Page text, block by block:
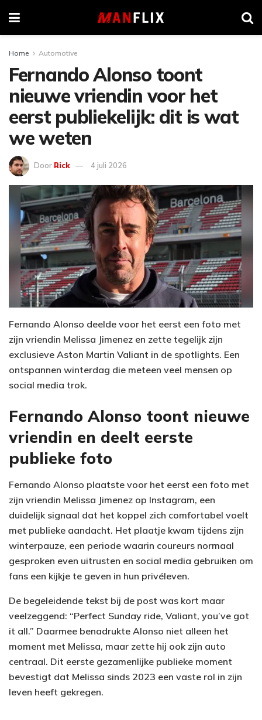
Home Automotive
Fernando Alonso toont
nieuwe vriendin voor het
eerst publiekelijk: dit is wat
we weten
Door Rick 4 juli 2026
Fernando Alonso deelde voor het eerst een foto met
zijn vriendin Melissa Jimenez en zette tegelijk zijn
exclusieve Aston Martin Valiant in de spotlights. Een
ontspannen winterdag die meteen veel mensen op
social media trok.
Fernando Alonso toont nieuwe
vriendin en deelt eerste
publieke foto
Fernando Alonso plaatste voor het eerst een foto met
zijn vriendin Melissa Jimenez op Instagram, een
duidelijk signaal dat het koppel zich comfortabel voelt
met publieke aandacht. Het plaatje kwam tijdens zijn
winterpauze, een periode waarin coureurs normaal
gesproken even uitrusten en social media gebruiken om
fans een kijkje te geven in hun privéleven.
De begeleidende tekst bij de post was kort maar
veelzeggend: “Perfect Sunday ride, Valiant, you’ve got
it all.” Daarmee benadrukte Alonso niet alleen het
moment met Melissa, maar zette hij ook zijn auto
centraal. Dit eerste gezamenlijke publieke moment
bevestigt dat Melissa sinds 2023 een vaste rol in zijn
leven heeft gekregen.